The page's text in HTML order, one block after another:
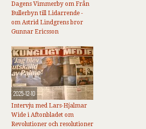
Dagens Vimmerby om Från
Bullerbyn till Lidarrende -
om Astrid Lindgrens bror
Gunnar Ericsson
2025-12-10
Intervju med Lars-Hjalmar
Wide i Aftonbladet om
Revolutioner och resolutioner